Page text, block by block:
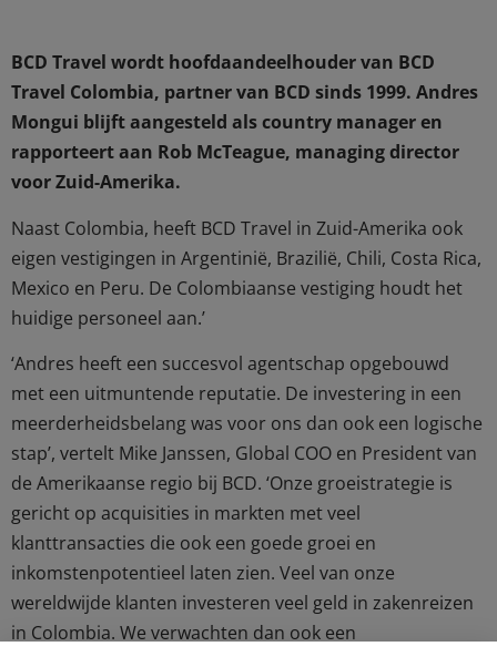
BCD Travel wordt hoofdaandeelhouder van BCD
Travel Colombia, partner van BCD sinds 1999. Andres
Mongui blijft aangesteld als country manager en
rapporteert aan Rob McTeague, managing director
voor Zuid-Amerika.
Naast Colombia, heeft BCD Travel in Zuid-Amerika ook
eigen vestigingen in Argentinië, Brazilië, Chili, Costa Rica,
Mexico en Peru. De Colombiaanse vestiging houdt het
huidige personeel aan.’
‘Andres heeft een succesvol agentschap opgebouwd
met een uitmuntende reputatie. De investering in een
meerderheidsbelang was voor ons dan ook een logische
stap’, vertelt Mike Janssen, Global COO en President van
de Amerikaanse regio bij BCD. ‘Onze groeistrategie is
gericht op acquisities in markten met veel
klanttransacties die ook een goede groei en
inkomstenpotentieel laten zien. Veel van onze
wereldwijde klanten investeren veel geld in zakenreizen
in Colombia. We verwachten dan ook een